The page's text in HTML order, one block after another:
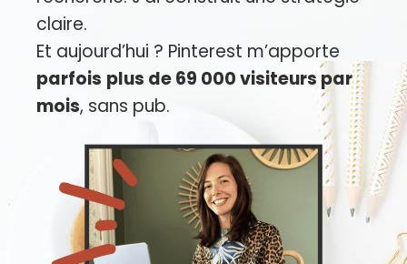
claire.
Et aujourd’hui ? Pinterest m’apporte
parfois plus de 69 000 visiteurs par
mois, sans pub.